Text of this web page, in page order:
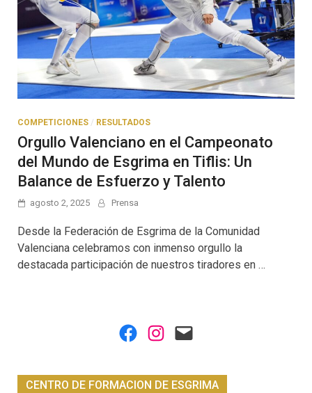
COMPETICIONES / RESULTADOS
Orgullo Valenciano en el Campeonato
del Mundo de Esgrima en Tiflis: Un
Balance de Esfuerzo y Talento
agosto 2, 2025 Prensa
Desde la Federación de Esgrima de la Comunidad
Valenciana celebramos con inmenso orgullo la
destacada participación de nuestros tiradores en …
Facebook
Instagram
Mail
CENTRO DE FORMACION DE ESGRIMA